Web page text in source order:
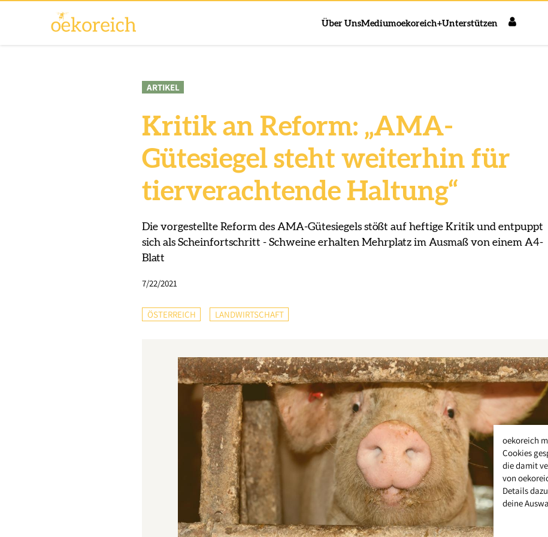
Über UnsMediumoekoreich+Unterstützen
ARTIKEL
Kritik an Reform: „AMA-
Gütesiegel steht weiterhin für
tierverachtende Haltung“
Die vorgestellte Reform des AMA-Gütesiegels stößt auf heftige Kritik und entpuppt
sich als Scheinfortschritt - Schweine erhalten Mehrplatz im Ausmaß von einem A4-
Blatt
7/22/2021
ÖSTERREICH LANDWIRTSCHAFT
oekoreich
Cookies
die damit
von
Details
deine